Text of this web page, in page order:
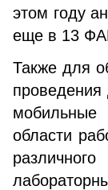
этом году
еще в 13
Также для
проведения
области